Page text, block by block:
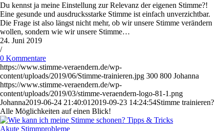
Du kennst ja meine Einstellung zur Relevanz der eigenen Stimme?!
Eine gesunde und ausdrucksstarke Stimme ist einfach unverzichtbar.
Die Frage ist also längst nicht mehr, ob wir unsere Stimme verändern
wollen, sondern wie wir unsere Stimme…
24. Juni 2019
/
0 Kommentare
https://www.stimme-veraendern.de/wp-
content/uploads/2019/06/Stimme-trainieren.jpg 300 800 Johanna
https://www.stimme-veraendern.de/wp-
content/uploads/2019/03/stimme-veraendern-logo-81-1.png
Johanna2019-06-24 21:40:01 2019-09-23 14:24:54Stimme trainieren?
Alle Möglichkeiten auf einen Blick!
Akute Stimmprobleme